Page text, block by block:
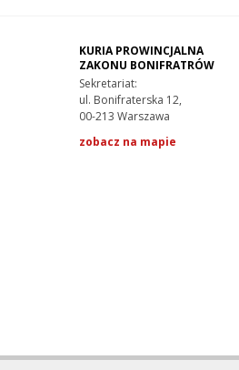
KURIA PROWINCJALNA
ZAKONU BONIFRATRÓW
Sekretariat:
ul. Bonifraterska 12,
00-213 Warszawa
zobacz na mapie